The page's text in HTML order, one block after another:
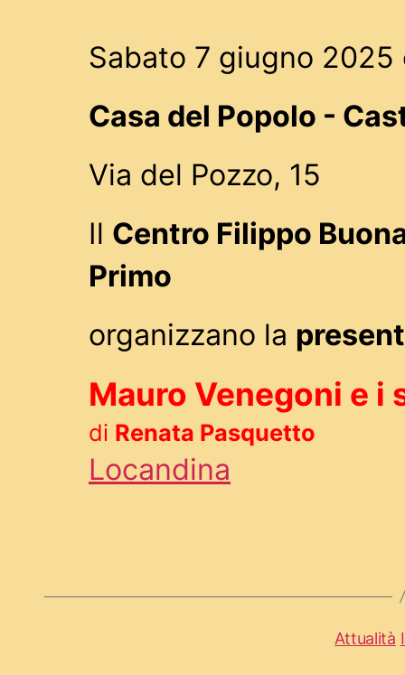
Sabato 7 giugno 2025
Casa del Popolo -
Via del Pozzo, 15
Il Centro Filippo
Primo
organizzano la
Mauro Venegoni e i
di Renata Pasquetto
Locandina
Attualità